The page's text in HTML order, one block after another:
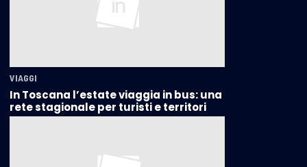
VIAGGI
In Toscana l’estate viaggia in bus: una
rete stagionale per turisti e territori